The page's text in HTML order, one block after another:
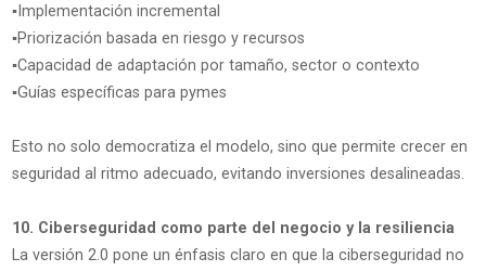
▪️Implementación incremental
▪️Priorización basada en riesgo y recursos
▪️Capacidad de adaptación por tamaño, sector o contexto
▪️Guías específicas para pymes
Esto no solo democratiza el modelo, sino que permite crecer en
seguridad al ritmo adecuado, evitando inversiones desalineadas.
10. Ciberseguridad como parte del negocio y la resiliencia
La versión 2.0 pone un énfasis claro en que la ciberseguridad no